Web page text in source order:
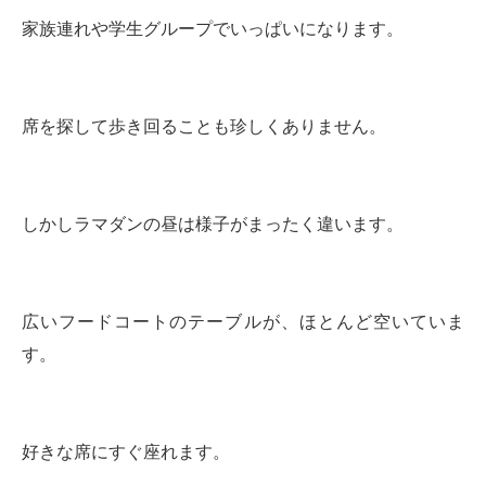
家族連れや学生グループでいっぱいになります。
席を探して歩き回ることも珍しくありません。
しかしラマダンの昼は様子がまったく違います。
広いフードコートのテーブルが、ほとんど空いていま
す。
好きな席にすぐ座れます。